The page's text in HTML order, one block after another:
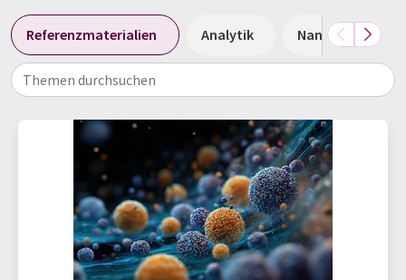
Referenzmaterialien Analytik Nanomaterialien
Themen durchsuchen